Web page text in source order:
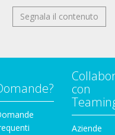
Segnala il contenuto
con
Aziende